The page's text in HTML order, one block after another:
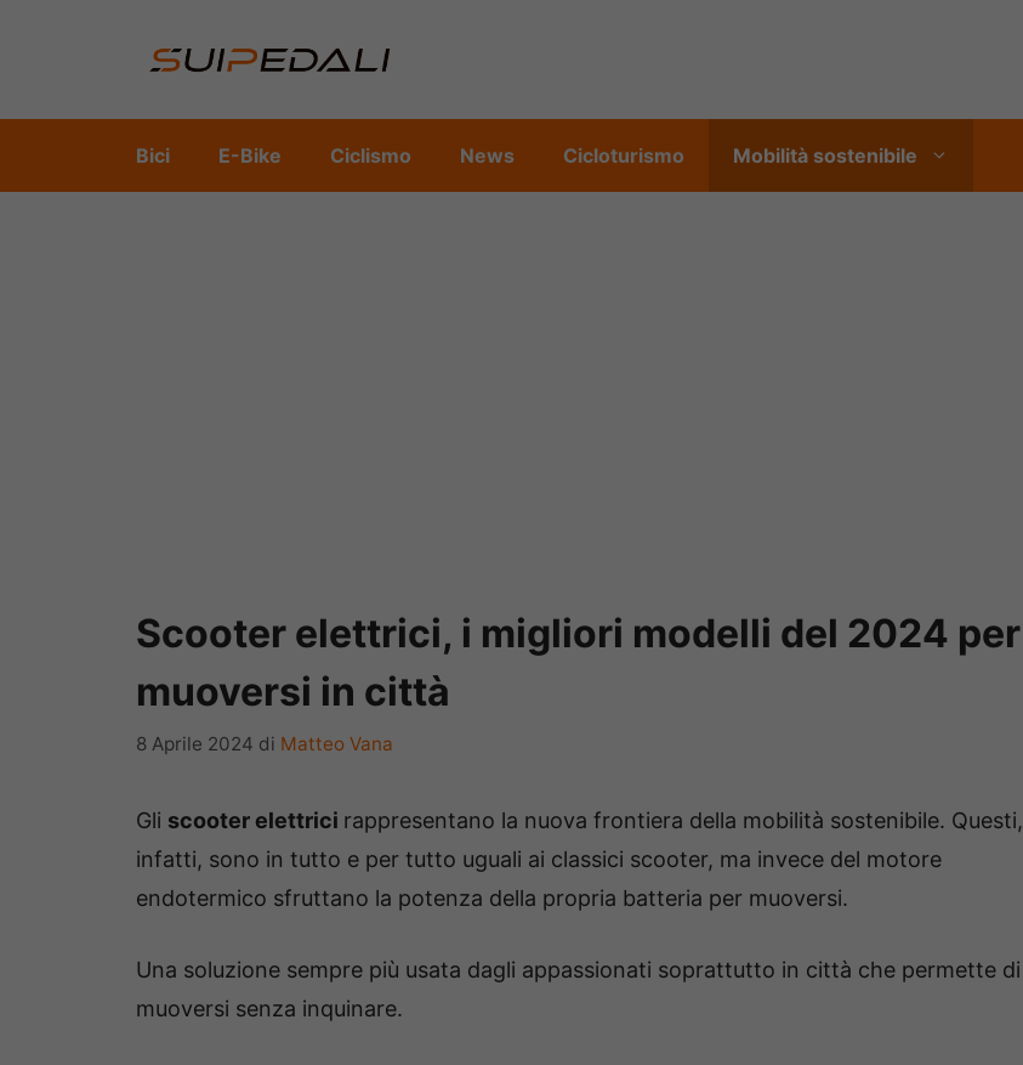
Bici E-Bike Ciclismo News Cicloturismo Mobilità sostenibile
Scooter elettrici, i migliori modelli del 2024 per
muoversi in città
8 Aprile 2024 di Matteo Vana
Gli scooter elettrici rappresentano la nuova frontiera della mobilità sostenibile. Questi,
infatti, sono in tutto e per tutto uguali ai classici scooter, ma invece del motore
endotermico sfruttano la potenza della propria batteria per muoversi.
Una soluzione sempre più usata dagli appassionati soprattutto in città che permette di
muoversi senza inquinare.